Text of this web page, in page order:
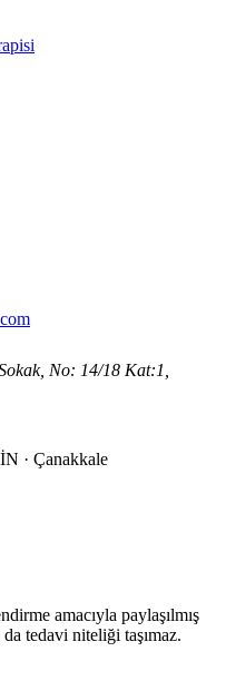
No: 14/18 Kat:1,
· Çanakkale
amacıyla paylaşılmış
tedavi niteliği taşımaz.